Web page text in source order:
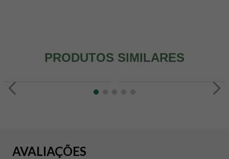
PRODUTOS SIMILARES
AVALIAÇÕES